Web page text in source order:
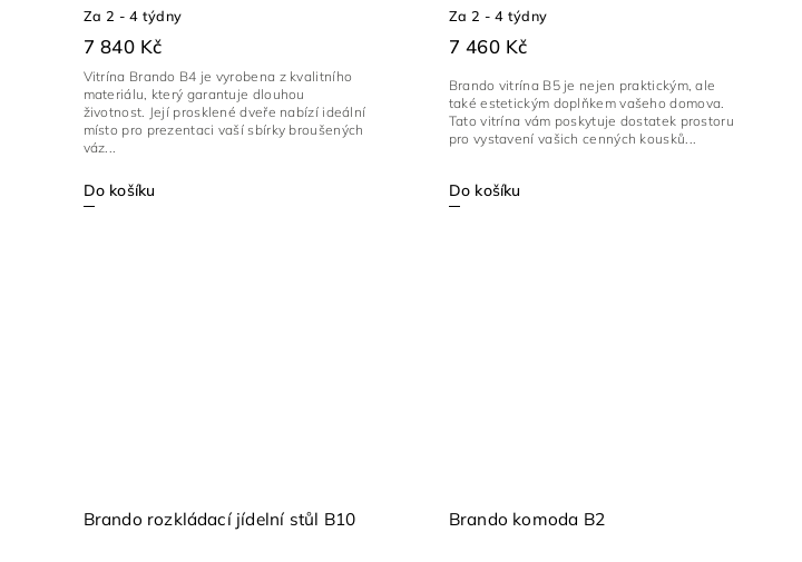
Za 2 - 4 týdny
7 840 Kč
Do košíku
Vitrína Brando B4 je vyrobena z kvalitního
materiálu, který garantuje dlouhou
životnost. Její prosklené dveře nabízí ideální
místo pro prezentaci vaší sbírky broušených
váz...
Za 2 - 4 týdny
7 460 Kč
Do košíku
Brando vitrína B5 je nejen praktickým, ale
také estetickým doplňkem vašeho domova.
Tato vitrína vám poskytuje dostatek prostoru
pro vystavení vašich cenných kousků...
Brando rozkládací jídelní stůl B10 Brando komoda B2